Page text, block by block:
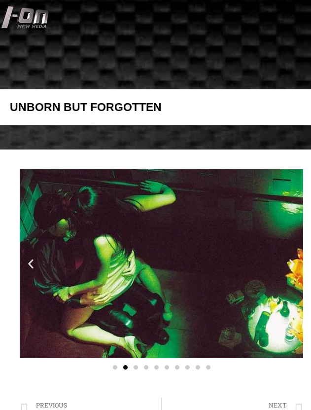
Skip
to
content
UNBORN BUT FORGOTTEN
PREVIOUS NEXT